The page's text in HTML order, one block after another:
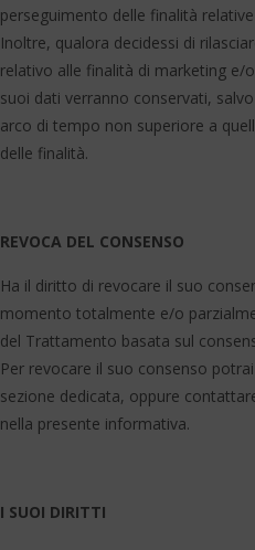
perseguimento delle finalità
Inoltre, qualora decidessi di
relativo alle finalità di marketing e/
suoi dati verranno conservati,
arco di tempo non superiore a
delle finalità.
REVOCA DEL CONSENSO
Ha il diritto di revocare il suo
momento totalmente e/o
del Trattamento basata sul
Per revocare il suo consenso
sezione dedicata, oppure
nella presente informativa.
I SUOI DIRITTI